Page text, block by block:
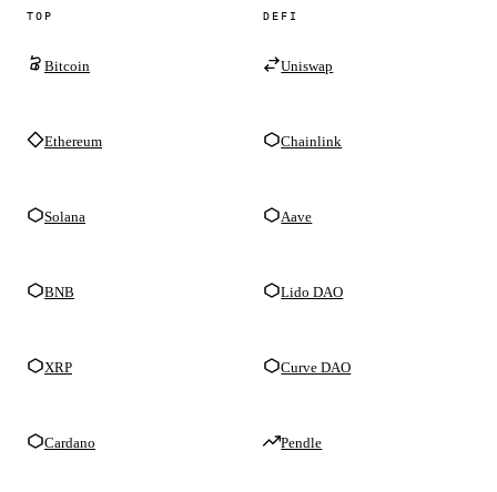
TOP
Bitcoin
Ethereum
Solana
BNB
XRP
Cardano
DEFI
Uniswap
Chainlink
Aave
Lido DAO
Curve DAO
Pendle